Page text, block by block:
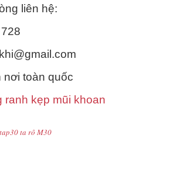
liên hệ:
nơi toàn quốc
ranh kẹp mũi khoan
ta rô M30